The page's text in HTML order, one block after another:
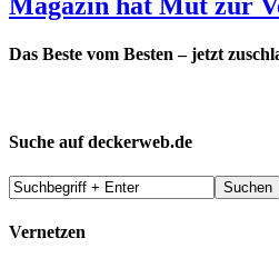
Das Beste vom Besten – jetzt
Suche auf deckerweb.de
Vernetzen